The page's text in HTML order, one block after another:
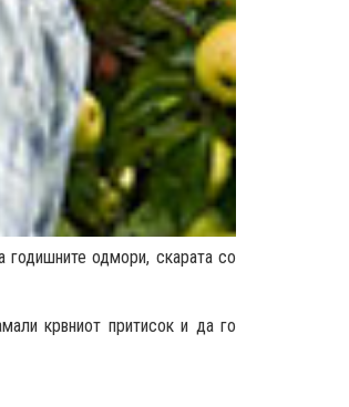
годишните одмори, скарата со
крвниот притисок и да го